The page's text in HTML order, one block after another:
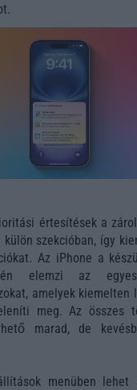
értesítések a
szekcióban, így
Az iPhone a
elemzi az
amelyek kiemelten
meg. Az összes
marad, de
menüben lehet